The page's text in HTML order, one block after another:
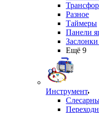
Разное
Таймеры
Панели
Ещё 9
Инструмент